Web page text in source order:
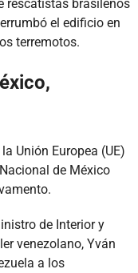
rescatistas brasileños
el edificio en
terremotos.
Unión Europea (UE)
de México
de Interior y
venezolano, Yván
a los